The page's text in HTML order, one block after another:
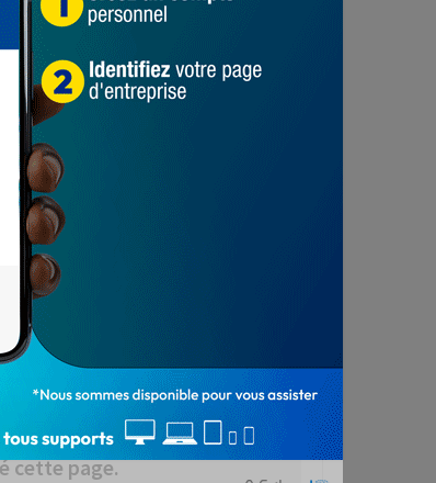
invités, sur un ton quasi
révision de la Constitution
de ses deux partis politiques,
fait son chemin.
cette page.